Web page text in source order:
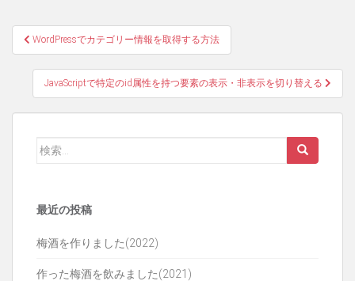
投
稿
ナ
ビ
シ
ョ
WordPressでカテゴリー情報を取得する方法
JavaScriptで特定のid属性を持つ要素の表示・非表示を切り替える
検
最近の投稿
梅酒を作りました(2022)
作った梅酒を飲みました(2021)